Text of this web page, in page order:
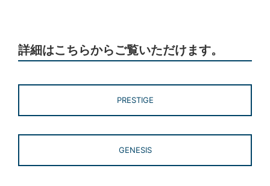
詳細はこちらからご覧いただけます。
PRESTIGE
GENESIS